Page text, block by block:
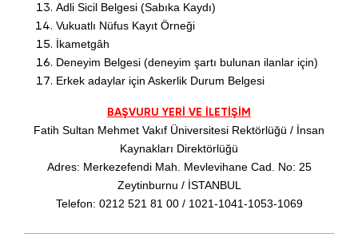
Adli Sicil Belgesi (Sabıka Kaydı)
Vukuatlı Nüfus Kayıt Örneği
İkametgâh
Deneyim Belgesi (deneyim şartı bulunan ilanlar için)
Erkek adaylar için Askerlik Durum Belgesi
BAŞVURU YERİ VE İLETİŞİM
Fatih Sultan Mehmet Vakıf Üniversitesi Rektörlüğü / İnsan
Kaynakları Direktörlüğü
Adres: Merkezefendi Mah. Mevlevihane Cad. No: 25
Zeytinburnu / İSTANBUL
Telefon: 0212 521 81 00 / 1021-1041-1053-1069